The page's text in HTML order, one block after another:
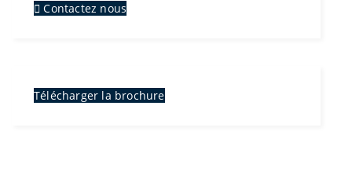
Contactez nous
Télécharger la brochure